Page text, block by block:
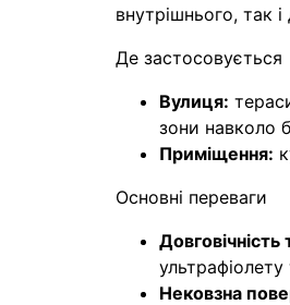
внутрішнього, так
Де застосовується
Вулиця:
зони навколо
Приміщення:
Основні переваги
Довговічність
Нековзна